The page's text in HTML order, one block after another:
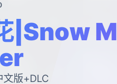
|Snow
文版+DLC